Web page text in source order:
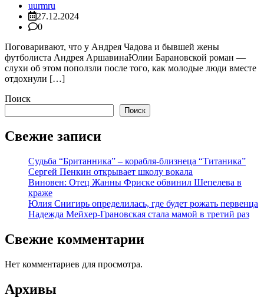
uurmru
27.12.2024
0
Поговаривают, что у Андрея Чадова и бывшей жены
футболиста Андрея АршавинаЮлии Барановской роман —
слухи об этом поползли после того, как молодые люди вместе
отдохнули […]
Поиск
Поиск
Свежие записи
Судьба “Британника” – корабля-близнеца “Титаника”
Сергей Пенкин открывает школу вокала
Виновен: Отец Жанны Фриске обвинил Шепелева в
краже
Юлия Снигирь определилась, где будет рожать первенца
Надежда Мейхер-Грановская стала мамой в третий раз
Свежие комментарии
Нет комментариев для просмотра.
Архивы